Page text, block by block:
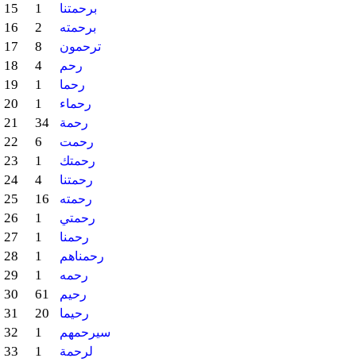
15 1 برحمتنا
16 2 برحمته
17 8 ترحمون
18 4 رحم
19 1 رحما
20 1 رحماء
21 34 رحمة
22 6 رحمت
23 1 رحمتك
24 4 رحمتنا
25 16 رحمته
26 1 رحمتي
27 1 رحمنا
28 1 رحمناهم
29 1 رحمه
30 61 رحيم
31 20 رحيما
32 1 سيرحمهم
33 1 لرحمة